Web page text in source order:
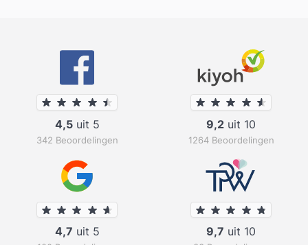
4,5uit 5
342 Beoordelingen
9,2 uit 10
1264 Beoordelingen
4,7 uit 5 9,7 uit 10